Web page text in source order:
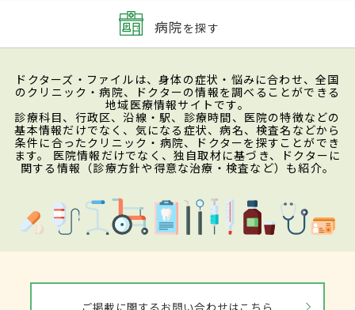
病院を探す
ドクターズ・ファイルは、身体の症状・悩みに合わせ、全国
のクリニック・病院、ドクターの情報を調べることができる
地域医療情報サイトです。
診療科目、行政区、沿線・駅、診療時間、医院の特徴などの
基本情報だけでなく、気になる症状、病名、検査名などから
条件に合ったクリニック・病院、ドクターを探すことができ
ます。 医院情報だけでなく、独自取材に基づき、ドクターに
関する情報（診療方針や得意な治療・検査など）も紹介。
ご掲載に関するお問い合わせはこちら